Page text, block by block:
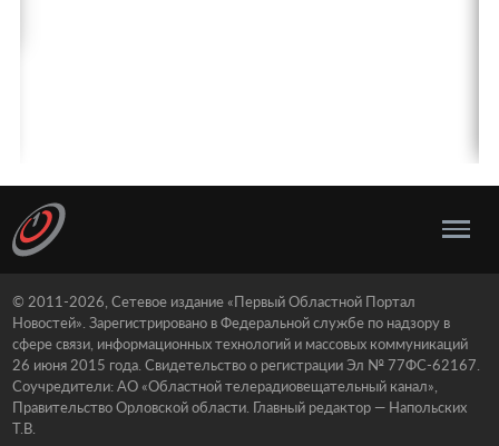
© 2011-2026, Сетевое издание «Первый Областной Портал
Новостей». Зарегистрировано в Федеральной службе по надзору в
сфере связи, информационных технологий и массовых коммуникаций
26 июня 2015 года. Свидетельство о регистрации Эл № 77ФС-62167.
Соучредители: АО «Областной телерадиовещательный канал»,
Правительство Орловской области. Главный редактор — Напольских
Т.В.